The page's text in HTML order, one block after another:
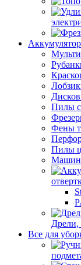
Пилы
Фены
Пилы
Все для